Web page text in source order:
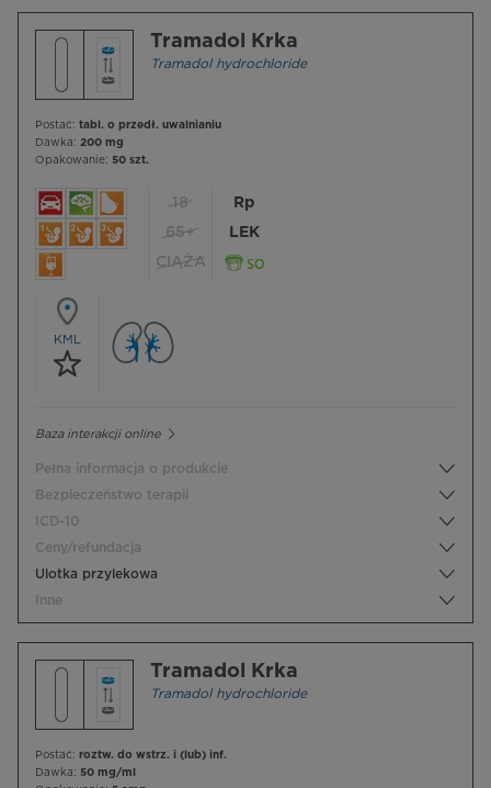
Tramadol Krka
Tramadol hydrochloride
Postać: tabl. o przedł. uwalnianiu
Dawka: 200 mg
Opakowanie: 50 szt.
18
65+
CIĄŻA
Rp
LEK
KML
Baza interakcji online
Pełna informacja o produkcie
Bezpieczeństwo terapii
ICD-10
Ceny/refundacja
Ulotka przylekowa
Inne
Tramadol Krka
Tramadol hydrochloride
Postać: roztw. do wstrz. i (lub) inf.
Dawka: 50 mg/ml